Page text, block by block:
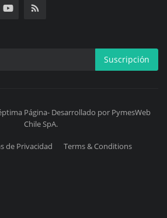
Suscripción
Página- Desarrollado por PymesWeb
Chile SpA.
de Privacidad Terms & Conditions